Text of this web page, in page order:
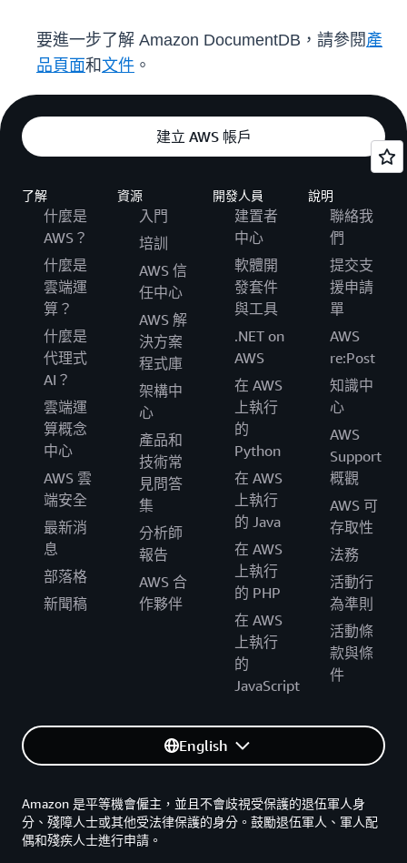
要進一步了解 Amazon DocumentDB，請參閱產
品頁面和文件 。
建立 AWS 帳戶
了解
什麼是
AWS？
什麼是
雲端運
算？
什麼是
代理式
AI？
雲端運
算概念
中心
AWS 雲
端安全
最新消
息
部落格
新聞稿
資源
入門
培訓
AWS 信
任中心
AWS 解
決方案
程式庫
架構中
心
產品和
技術常
見問答
集
分析師
報告
AWS 合
作夥伴
開發人員
建置者
中心
軟體開
發套件
與工具
.NET on
AWS
在 AWS
上執行
的
Python
在 AWS
上執行
的 Java
在 AWS
上執行
的 PHP
在 AWS
上執行
的
JavaScript
說明
聯絡我
們
提交支
援申請
單
AWS
re:Post
知識中
心
AWS
Support
概觀
AWS 可
存取性
法務
活動行
為準則
活動條
款與條
件
English
Amazon 是平等機會僱主，並且不會歧視受保護的退伍軍人身
分、殘障人士或其他受法律保護的身分。鼓勵退伍軍人、軍人配
偶和殘疾人士進行申請。